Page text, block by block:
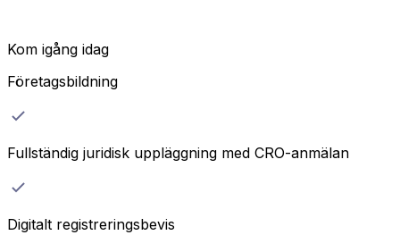
Kom igång idag
Företagsbildning
Fullständig juridisk uppläggning med CRO-anmälan
Digitalt registreringsbevis